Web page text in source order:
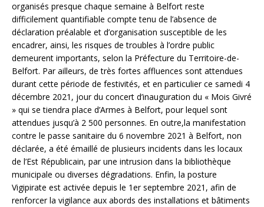
organisés presque chaque semaine à Belfort reste
difficilement quantifiable compte tenu de l’absence de
déclaration préalable et d’organisation susceptible de les
encadrer, ainsi, les risques de troubles à l’ordre public
demeurent importants, selon la Préfecture du Territoire-de-
Belfort. Par ailleurs, de très fortes affluences sont attendues
durant cette période de festivités, et en particulier ce samedi 4
décembre 2021, jour du concert d’inauguration du « Mois Givré
» qui se tiendra place d’Armes à Belfort, pour lequel sont
attendues jusqu’à 2 500 personnes. En outre,la manifestation
contre le passe sanitaire du 6 novembre 2021 à Belfort, non
déclarée, a été émaillé de plusieurs incidents dans les locaux
de l’Est Républicain, par une intrusion dans la bibliothèque
municipale ou diverses dégradations. Enfin, la posture
Vigipirate est activée depuis le 1er septembre 2021, afin de
renforcer la vigilance aux abords des installations et bâtiments